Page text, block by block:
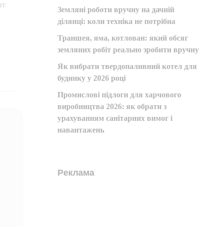
Земляні роботи вручну на дачній
ділянці: коли техніка не потрібна
Траншея, яма, котлован: який обсяг
земляних робіт реально зробити вручну
Як вибрати твердопаливний котел для
будинку у 2026 році
Промислові підлоги для харчового
виробництва 2026: як обрати з
урахуванням санітарних вимог і
навантажень
Реклама